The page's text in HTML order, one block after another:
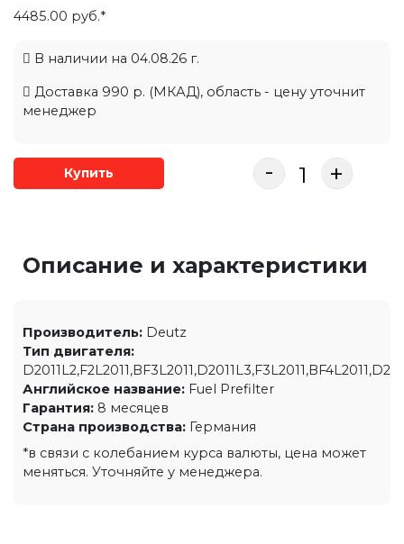
4485.00 руб.*
В наличии на 04.08.26 г.
Доставка 990 р. (МКАД), область - цену уточнит
менеджер
Купить - +
Описание и характеристики
Производитель: Deutz
Тип двигателя:
Английское название: Fuel Prefilter
Гарантия: 8 месяцев
Страна производства: Германия
*в связи с колебанием курса валюты, цена может
меняться. Уточняйте у менеджера.